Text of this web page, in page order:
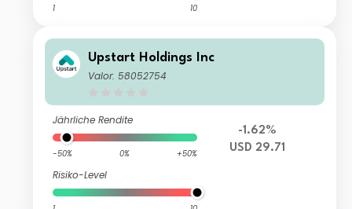
1 10
Upstart Holdings Inc
Valor: 58052754
Jährliche Rendite
-50% 0% +50%
Risiko-Level
-1.62%
USD 29.71